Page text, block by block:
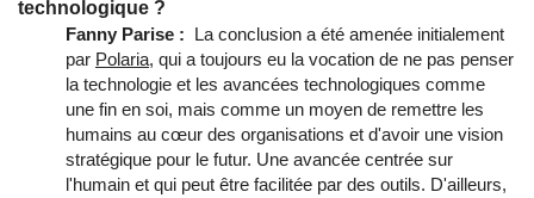
technologique ?
Fanny Parise : La conclusion a été amenée initialement
par Polaria, qui a toujours eu la vocation de ne pas penser
la technologie et les avancées technologiques comme
une fin en soi, mais comme un moyen de remettre les
humains au cœur des organisations et d'avoir une vision
stratégique pour le futur. Une avancée centrée sur
l'humain et qui peut être facilitée par des outils. D'ailleurs,